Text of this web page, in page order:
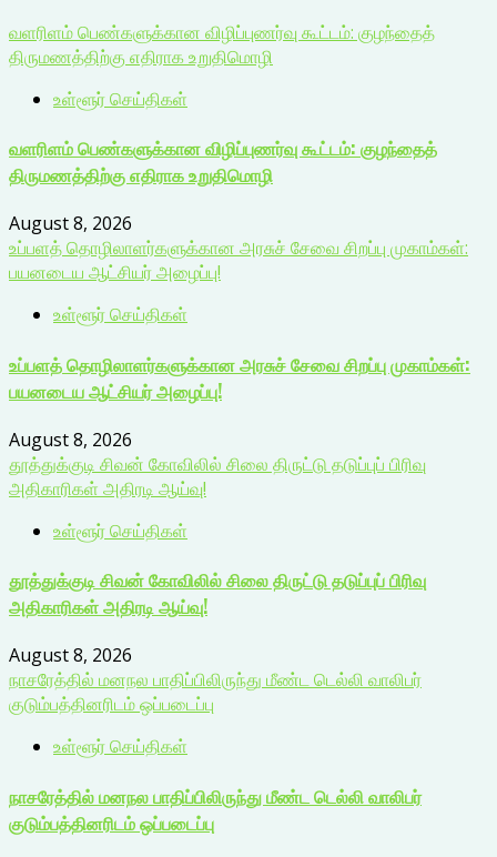
வளரிளம் பெண்களுக்கான விழிப்புணர்வு கூட்டம்: குழந்தைத்
திருமணத்திற்கு எதிராக உறுதிமொழி
உள்ளூர் செய்திகள்
வளரிளம் பெண்களுக்கான விழிப்புணர்வு கூட்டம்: குழந்தைத்
திருமணத்திற்கு எதிராக உறுதிமொழி
August 8, 2026
உப்பளத் தொழிலாளர்களுக்கான அரசுச் சேவை சிறப்பு முகாம்கள்:
பயனடைய ஆட்சியர் அழைப்பு!
உள்ளூர் செய்திகள்
உப்பளத் தொழிலாளர்களுக்கான அரசுச் சேவை சிறப்பு முகாம்கள்:
பயனடைய ஆட்சியர் அழைப்பு!
August 8, 2026
தூத்துக்குடி சிவன் கோவிலில் சிலை திருட்டு தடுப்புப் பிரிவு
அதிகாரிகள் அதிரடி ஆய்வு!
உள்ளூர் செய்திகள்
தூத்துக்குடி சிவன் கோவிலில் சிலை திருட்டு தடுப்புப் பிரிவு
அதிகாரிகள் அதிரடி ஆய்வு!
August 8, 2026
நாசரேத்தில் மனநல பாதிப்பிலிருந்து மீண்ட டெல்லி வாலிபர்
குடும்பத்தினரிடம் ஒப்படைப்பு
உள்ளூர் செய்திகள்
நாசரேத்தில் மனநல பாதிப்பிலிருந்து மீண்ட டெல்லி வாலிபர்
குடும்பத்தினரிடம் ஒப்படைப்பு